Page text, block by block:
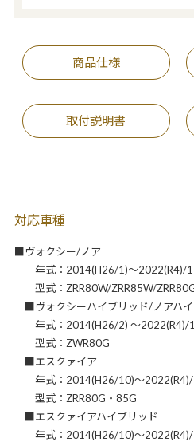
商品仕様
取付説明書
対応車種
■ヴォクシー/ノア
年式：2014(H26/1)～2022(R4)/1
型式：ZRR80W/ZRR85W/
■ヴォクシーハイブリッド/ノアハイ
年式：2014(H26/2) ～2022(R4)/1
型式：ZWR80G
■エスクァイア
年式：2014(H26/10)～2022(R4)/
型式：ZRR80G・85G
■エスクァイアハイブリッド
年式：2014(H26/10)～2022(R4)/